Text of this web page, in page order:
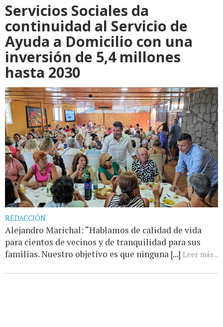
Servicios Sociales da
continuidad al Servicio de
Ayuda a Domicilio con una
inversión de 5,4 millones
hasta 2030
REDACCIÓN
Alejandro Marichal: “Hablamos de calidad de vida
para cientos de vecinos y de tranquilidad para sus
familias. Nuestro objetivo es que ninguna [...] Leer más...